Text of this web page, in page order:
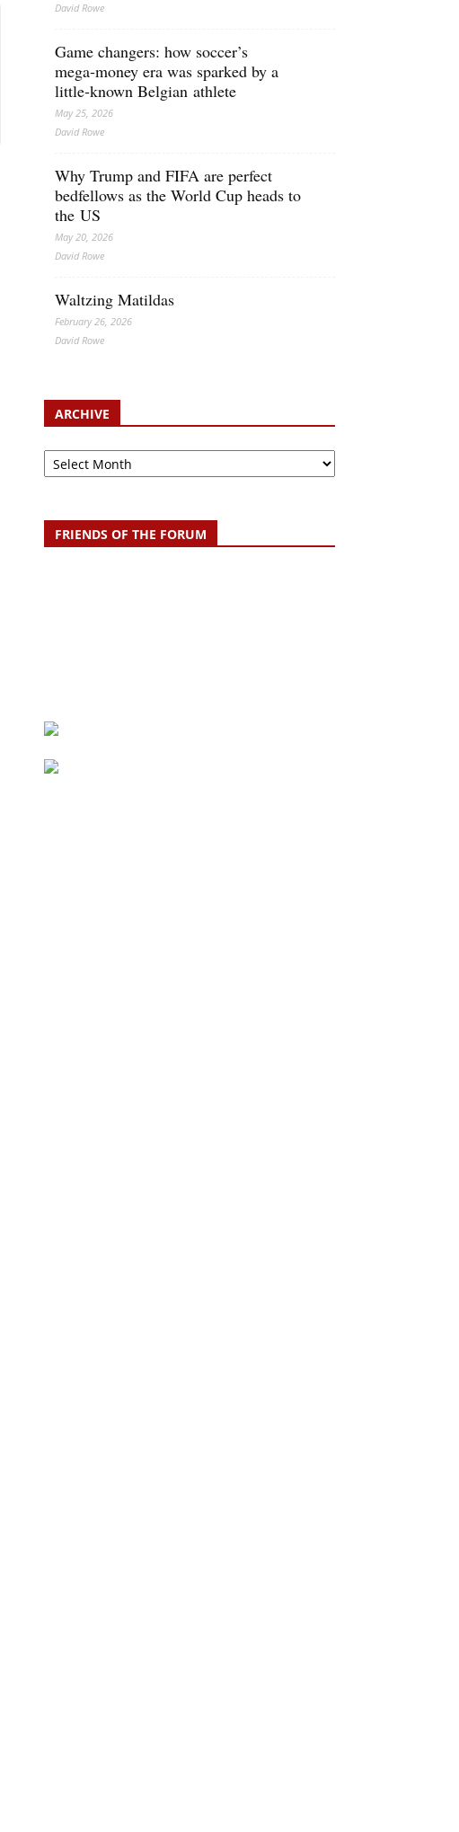
David Rowe
Game changers: how soccer’s
mega‑money era was sparked by a
little‑known Belgian athlete
May 25, 2026
David Rowe
Why Trump and FIFA are perfect
bedfellows as the World Cup heads to
the US
May 20, 2026
David Rowe
Waltzing Matildas
February 26, 2026
David Rowe
ARCHIVE
Archive
FRIENDS OF THE FORUM